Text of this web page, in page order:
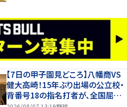
【7日の甲子園見どころ】八幡商VS
健大高崎！15年ぶり出場の公立校・
背番号18の指名打者が、全国屈指